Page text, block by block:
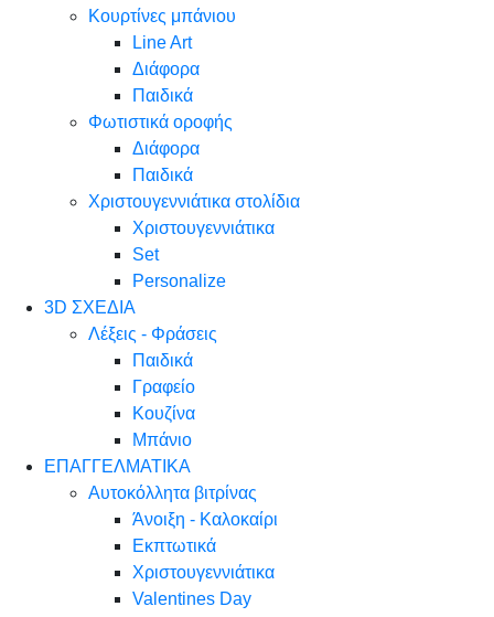
Κουρτίνες μπάνιου
Line Art
Διάφορα
Παιδικά
Φωτιστικά οροφής
Διάφορα
Παιδικά
Χριστουγεννιάτικα στολίδια
Χριστουγεννιάτικα
Set
Personalize
3D ΣΧΕΔΙΑ
Λέξεις - Φράσεις
Παιδικά
Γραφείο
Κουζίνα
Μπάνιο
ΕΠΑΓΓΕΛΜΑΤΙΚΑ
Αυτοκόλλητα βιτρίνας
Άνοιξη - Καλοκαίρι
Εκπτωτικά
Χριστουγεννιάτικα
Valentines Day